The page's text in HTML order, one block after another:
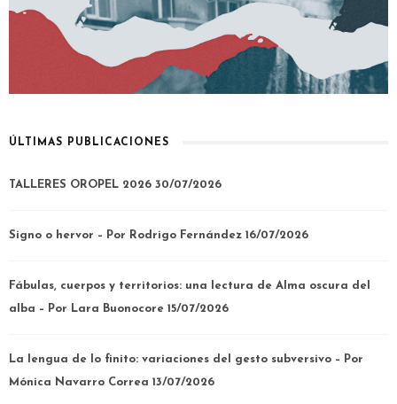
ÚLTIMAS PUBLICACIONES
TALLERES OROPEL 2026 30/07/2026
Signo o hervor – Por Rodrigo Fernández 16/07/2026
Fábulas, cuerpos y territorios: una lectura de Alma oscura del
alba – Por Lara Buonocore 15/07/2026
La lengua de lo finito: variaciones del gesto subversivo – Por
Mónica Navarro Correa 13/07/2026